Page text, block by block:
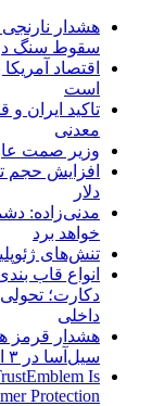
سقوط سنگ
اقتصاد
است
تاکید ایران
معدنی
وزیر صمت
دلار
مدنی‌زاده:
خواهد برد
تنش‌های
انواع قاب
دکارت؛
داخلی
سیل‌آسا در ۳ استان
Is
Protection